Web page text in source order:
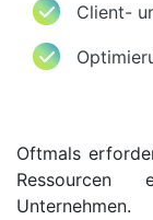
Client-
Oftmals